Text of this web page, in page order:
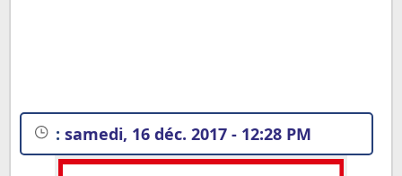
: samedi, 16 déc. 2017 - 12:28 PM